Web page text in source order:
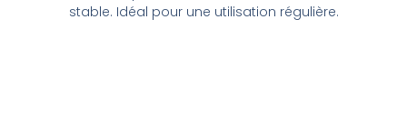
stable. Idéal pour une utilisation régulière.